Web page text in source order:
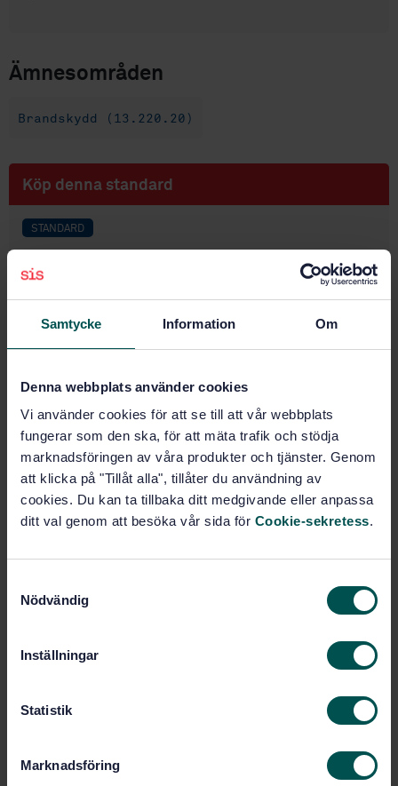
Samtycke Information Om
Denna webbplats använder cookies
Vi använder cookies för att se till att vår webbplats
fungerar som den ska, för att mäta trafik och stödja
marknadsföringen av våra produkter och tjänster. Genom
att klicka på "Tillåt alla", tillåter du användning av
cookies. Du kan ta tillbaka ditt medgivande eller anpassa
ditt val genom att besöka vår sida för Cookie-sekretess.
Nödvändig
Inställningar
Statistik
Marknadsföring
Ämnesområden
Brandskydd (13.220.20)
Köp denna standard
STANDARD
Fasta släcksystem – Komponenter för sprinkler och
vattenspraysystem – Del 15: Spridningsbild för
sprinkler med en K-faktor om minst K160, sprinkler
med utökad täckningsyta om minst K80 och CMSA-
sprinkler
Prenumerera på standarden - Läs mer
Pris:1 737 SEK
PDF
Lägg i varukorgen
Fler alternativ
brandgasventilation, SIS/TK 633
— Components for sprinkler and water
spray systems — Part 15: Spray pattern
K160, extended coverage sprinklers of